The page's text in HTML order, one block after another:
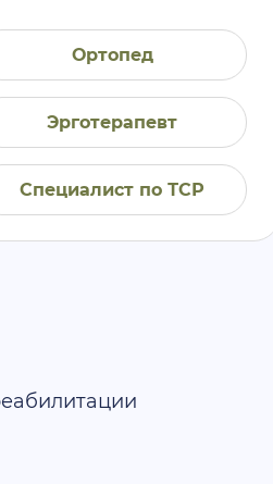
Ортопед
Эрготерапевт
Cпециалист по ТСР